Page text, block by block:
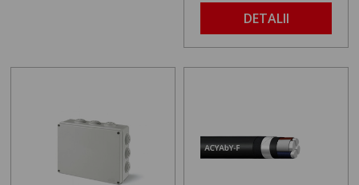
DETALII